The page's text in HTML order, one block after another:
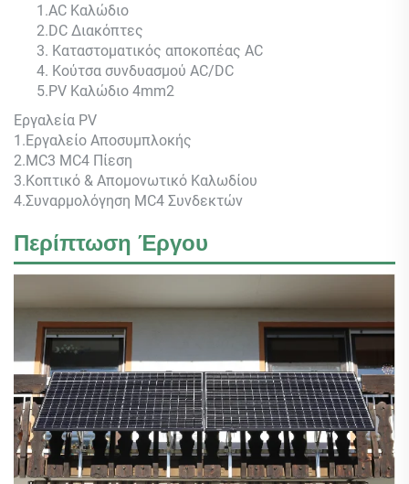
1.AC Καλώδιο
2.DC Διακόπτες
3. Καταστοματικός αποκοπέας AC
4. Κούτσα συνδυασμού AC/DC
5.PV Καλώδιο 4mm2
Εργαλεία PV
1.Εργαλείο Αποσυμπλοκής
2.MC3 MC4 Πίεση
3.Κοπτικό & Απομονωτικό Καλωδίου
4.Συναρμολόγηση MC4 Συνδεκτών
Περίπτωση Έργου